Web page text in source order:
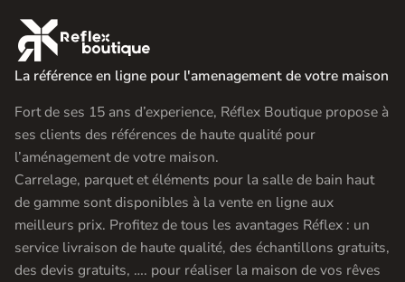

La référence en ligne pour l'amenagement de votre maison
Fort de ses 15 ans d’experience, Réflex Boutique propose à
ses clients des références de haute qualité pour
l’aménagement de votre maison.
Carrelage, parquet et éléments pour la salle de bain haut
de gamme sont disponibles à la vente en ligne aux
meilleurs prix. Profitez de tous les avantages Réflex : un
service livraison de haute qualité, des échantillons gratuits,
des devis gratuits, …. pour réaliser la maison de vos rêves